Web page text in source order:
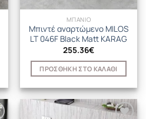
ΜΠΑΝΙΟ
Μπιντέ αναρτώμενο MILOS
LT 046F Black Matt KARAG
255.36€
ΠΡΟΣΘΉΚΗ ΣΤΟ ΚΑΛΆΘΙ